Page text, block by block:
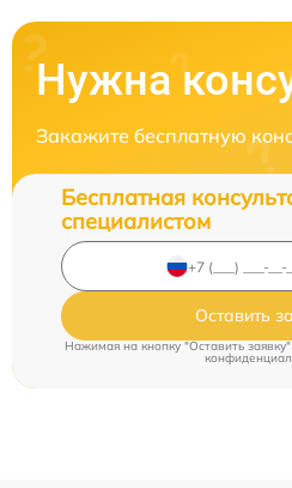
Нужна
Закажите бесплатную
Бесплатная
специалистом
Оставить
Нажимая на кнопку "Оставить